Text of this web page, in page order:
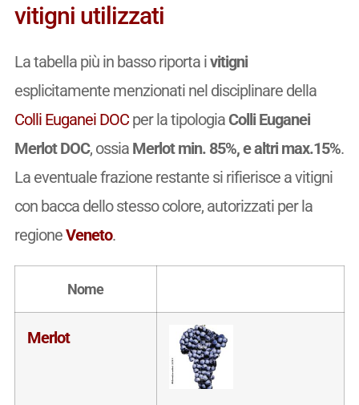
vitigni utilizzati
La tabella più in basso riporta ivitigni
esplicitamente menzionati nel disciplinare della
Colli Euganei DOCper la tipologia Colli Euganei
Merlot DOC, ossia Merlot min. 85%, e altri max.15%.
La eventuale frazione restante si rifierisce a vitigni
con bacca dello stesso colore, autorizzati per la
regioneVeneto.
Nome
Merlot